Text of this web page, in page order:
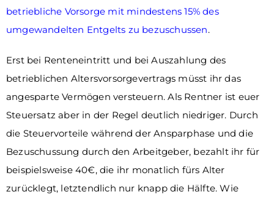
betriebliche Vorsorge mit mindestens 15% des
umgewandelten Entgelts zu bezuschussen.
Erst bei Renteneintritt und bei Auszahlung des
betrieblichen Altersvorsorgevertrags müsst ihr das
angesparte Vermögen versteuern. Als Rentner ist euer
Steuersatz aber in der Regel deutlich niedriger. Durch
die Steuervorteile während der Ansparphase und die
Bezuschussung durch den Arbeitgeber, bezahlt ihr für
beispielsweise 40€, die ihr monatlich fürs Alter
zurücklegt, letztendlich nur knapp die Hälfte. Wie